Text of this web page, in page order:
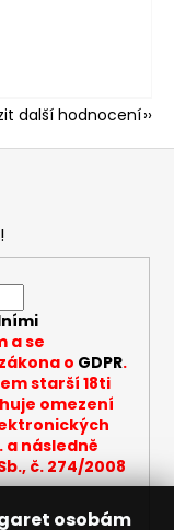
osobám
další hodnocení
a se
o GDPR.
starší 18ti
omezení
a následně
č. 274/2008